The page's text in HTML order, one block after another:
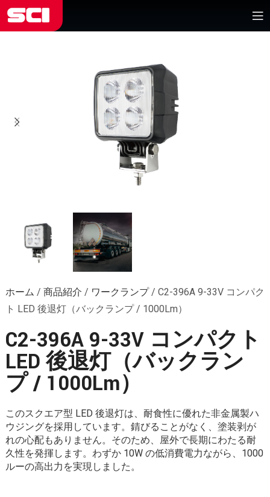
ホーム / 商品紹介 / ワークランプ/ C2-396A 9-33V コンパク
ト LED 後退灯（バックランプ / 1000Lm）
C2-396A 9-33V コンパクト
LED 後退灯（バックラン
プ / 1000Lm）
このスクエア型 LED 後退灯は、耐食性に優れた非金属製ハ
ウジングを採用しています。錆びることがなく、塗装剥が
れの心配もありません。そのため、屋外で長期にわたる耐
久性を発揮します。わずか 10W の低消費電力ながら、1000
ルーの高出力を実現しました。